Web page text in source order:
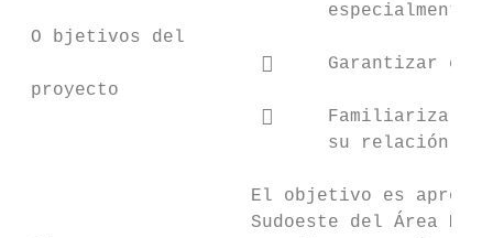
especialmente
O bjetivos del
     Garantizar el
proyecto
     Familiarizar
su relación
El objetivo es
Sudoeste del Área